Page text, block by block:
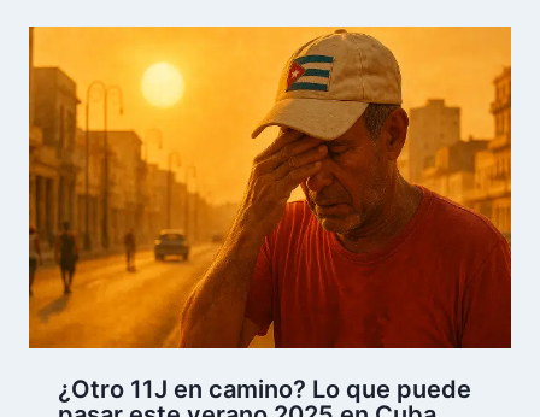
¿Otro 11J en camino? Lo que puede